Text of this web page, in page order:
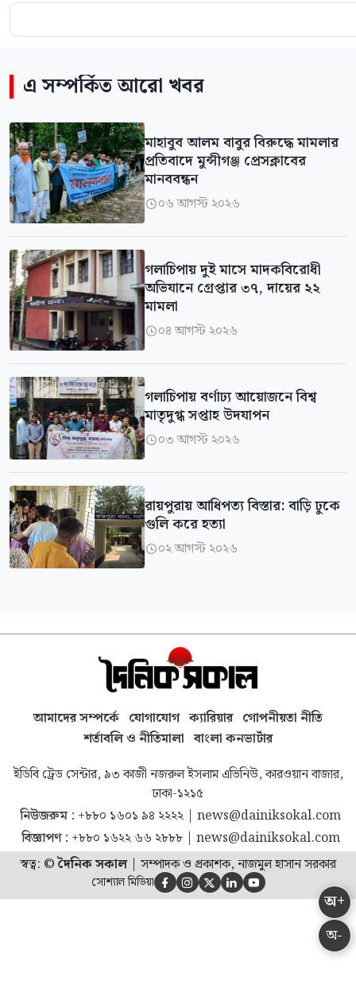
এ সম্পর্কিত আরো খবর
মাহাবুব আলম বাবুর বিরুদ্ধে মামলার
প্রতিবাদে মুন্সীগঞ্জ প্রেসক্লাবের
মানববন্ধন
০৬ আগস্ট ২০২৬
গলাচিপায় দুই মাসে মাদকবিরোধী
অভিযানে গ্রেপ্তার ৩৭, দায়ের ২২
মামলা
০৪ আগস্ট ২০২৬
গলাচিপায় বর্ণাঢ্য আয়োজনে বিশ্ব
মাতৃদুগ্ধ সপ্তাহ উদযাপন
০৩ আগস্ট ২০২৬
রায়পুরায় আধিপত্য বিস্তার: বাড়ি ঢুকে
গুলি করে হত্যা
০২ আগস্ট ২০২৬
অ-
অ+
আমাদের সম্পর্কে যোগাযোগ ক্যারিয়ার গোপনীয়তা নীতি
শর্তাবলি ও নীতিমালা বাংলা কনভার্টার
ইডিবি ট্রেড সেন্টার, ৯৩ কাজী নজরুল ইসলাম এভিনিউ, কারওয়ান বাজার,
ঢাকা-১২১৫
নিউজরুম : +৮৮০ ১৬০১ ৯৪ ২২২২| news@dainiksokal.com
বিজ্ঞাপণ : +৮৮০ ১৬২২ ৬৬ ২৮৮৮| news@dainiksokal.com
স্বত্ব: ©দৈনিক সকাল| সম্পাদক ও প্রকাশক, নাজমুল হাসান সরকার
সোশ্যাল মিডিয়া     